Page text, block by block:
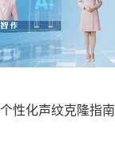
性化声纹克隆指南